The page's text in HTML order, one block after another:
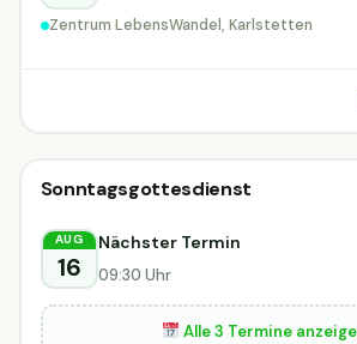
Zentrum LebensWandel, Karlstetten
Sonstiges
Dürnstein
Sonstiges
Sonntagsgottesdienst
AUG
16
Nächster Termin
09:30 Uhr
Alle 3 Termine